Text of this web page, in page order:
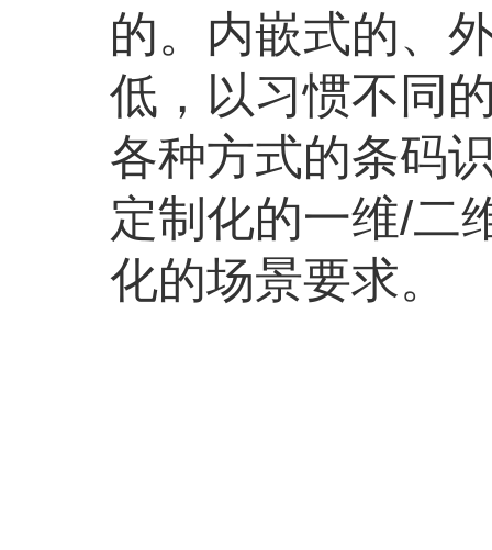
的。内嵌式的、
低，以习惯不同
各种方式的条码
定制化的一维/二
化的场景要求。